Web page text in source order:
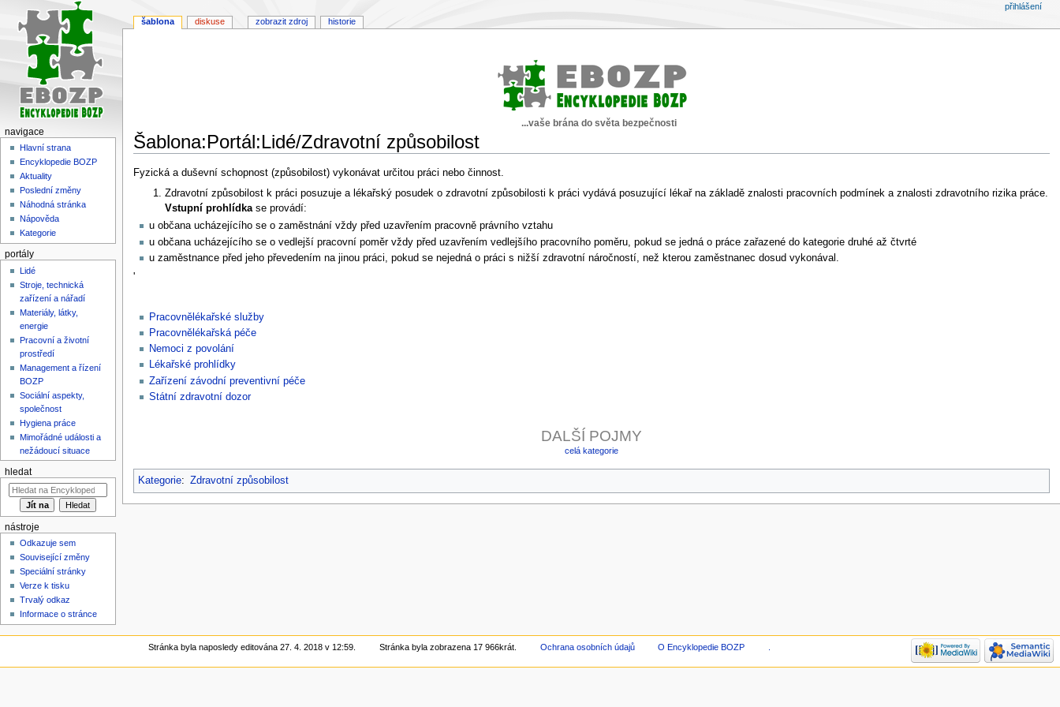
...vaše brána do světa bezpečnosti
Šablona:Portál:Lidé/Zdravotní způsobilost
Skočit
navigaci
Skočit
vyhledávání
Fyzická a duševní schopnost (způsobilost) vykonávat určitou práci nebo činnost.
Zdravotní způsobilost k práci posuzuje a lékařský posudek o zdravotní způsobilosti k práci vydává posuzující lékař na základě znalosti pracovních podmínek a znalosti zdravotního rizika práce.
Vstupní prohlídka se provádí:
u občana ucházejícího se o zaměstnání vždy před uzavřením pracovně právního vztahu
u občana ucházejícího se o vedlejší pracovní poměr vždy před uzavřením vedlejšího pracovního poměru, pokud se jedná o práce zařazené do kategorie druhé až čtvrté
u zaměstnance před jeho převedením na jinou práci, pokud se nejedná o práci s nižší zdravotní náročností, než kterou zaměstnanec dosud vykonával.
'
Pracovnělékařské služby
Pracovnělékařská péče
Nemoci z povolání
Lékařské prohlídky
Zařízení závodní preventivní péče
Státní zdravotní dozor
DALŠÍ POJMY
celá kategorie
Kategorie: Zdravotní způsobilost
šablona diskuse zobrazit zdroj historie
přihlášení
navigace
Hlavní strana
Encyklopedie BOZP
Aktuality
Poslední změny
Náhodná stránka
Nápověda
Kategorie
portály
Lidé
Stroje, technická
zařízení a nářadí
Materiály, látky,
energie
Pracovní a životní
prostředí
Management a řízení
BOZP
Sociální aspekty,
společnost
Hygiena práce
Mimořádné události a
nežádoucí situace
hledat
nástroje
Odkazuje sem
Související změny
Speciální stránky
Verze k tisku
Trvalý odkaz
Informace o stránce
Stránka byla naposledy editována 27. 4. 2018 v 12:59. Stránka byla zobrazena 17 966krát. Ochrana osobních údajů O Encyklopedie BOZP